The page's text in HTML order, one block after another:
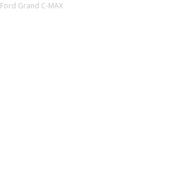
Ford Grand C-MAX